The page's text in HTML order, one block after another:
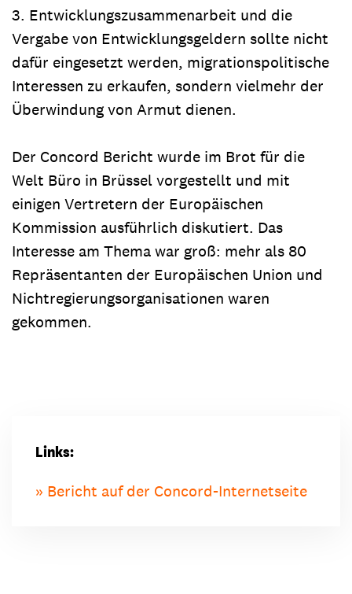
3. Entwicklungszusammenarbeit und die
Vergabe von Entwicklungsgeldern sollte nicht
dafür eingesetzt werden, migrationspolitische
Interessen zu erkaufen, sondern vielmehr der
Überwindung von Armut dienen.
Der Concord Bericht wurde im Brot für die
Welt Büro in Brüssel vorgestellt und mit
einigen Vertretern der Europäischen
Kommission ausführlich diskutiert. Das
Interesse am Thema war groß: mehr als 80
Repräsentanten der Europäischen Union und
Nichtregierungsorganisationen waren
gekommen.
Links:
Bericht auf der Concord-Internetseite